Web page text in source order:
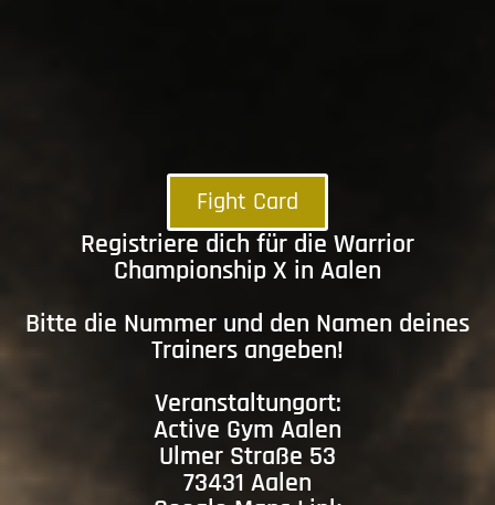
Fight Card
Registriere dich für die Warrior
Championship X in Aalen
Bitte die Nummer und den Namen deines
Trainers angeben!
Veranstaltungort:
Active Gym Aalen
Ulmer Straße 53
73431 Aalen